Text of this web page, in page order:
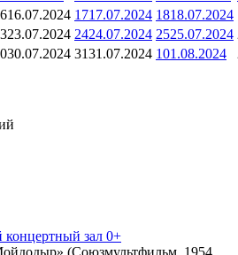
16.07.2024 1717.07.2024 1818.07.2024
23.07.2024 2424.07.2024 2525.07.2024
30.07.2024 3131.07.2024 101.08.2024
зал 0+